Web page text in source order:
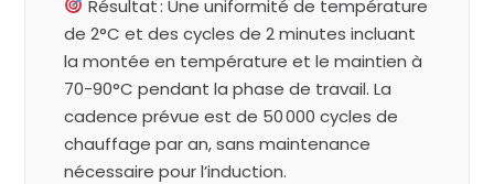
Résultat : Une uniformité de température
de 2°C et des cycles de 2 minutes incluant
la montée en température et le maintien à
70-90°C pendant la phase de travail. La
cadence prévue est de 50 000 cycles de
chauffage par an, sans maintenance
nécessaire pour l’induction.